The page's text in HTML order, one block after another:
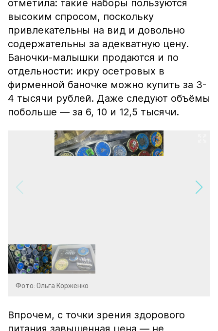
отметила: такие наборы пользуются
высоким спросом, поскольку
привлекательны на вид и довольно
содержательны за адекватную цену.
Баночки-малышки продаются и по
отдельности: икру осетровых в
фирменной баночке можно купить за 3-
4 тысячи рублей. Даже следуют объёмы
побольше — за 6, 10 и 12,5 тысячи.
Фото: Ольга Корженко
Впрочем, с точки зрения здорового
питания завышенная цена — не